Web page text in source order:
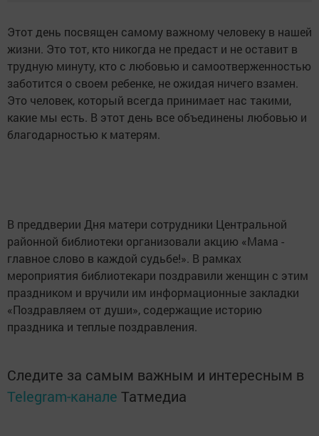
Этот день посвящен самому важному человеку в нашей
жизни. Это тот, кто никогда не предаст и не оставит в
трудную минуту, кто с любовью и самоотверженностью
заботится о своем ребенке, не ожидая ничего взамен.
Это человек, который всегда принимает нас такими,
какие мы есть. В этот день все объединены любовью и
благодарностью к матерям.
В преддверии Дня матери сотрудники Центральной
районной библиотеки организовали акцию «Мама -
главное слово в каждой судьбе!». В рамках
мероприятия библиотекари поздравили женщин с этим
праздником и вручили им информационные закладки
«Поздравляем от души», содержащие историю
праздника и теплые поздравления.
Следите за самым важным и интересным в
Telegram-канале Татмедиа